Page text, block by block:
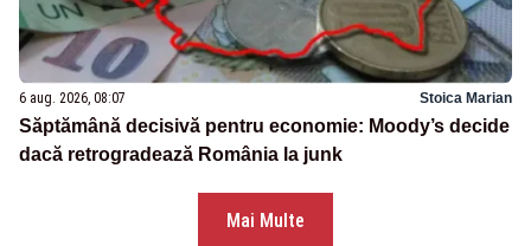
6 aug. 2026, 08:07 Stoica Marian
Săptămână decisivă pentru economie: Moody’s decide
dacă retrogradează România la junk
Mai Multe